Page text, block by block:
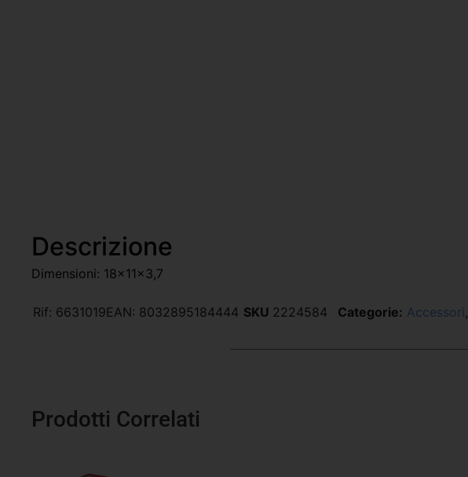
Descrizione
Dimensioni: 18x11x3,7
Rif: 6631019EAN: 8032895184444 SKU 2224584 Categorie: Accessori ,
Prodotti Correlati